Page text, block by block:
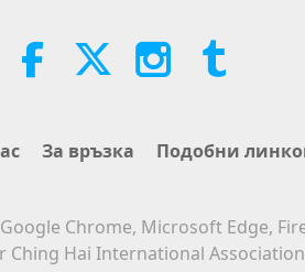
За връзка Подобни
Chrome, Microsoft Edge,
Hai International